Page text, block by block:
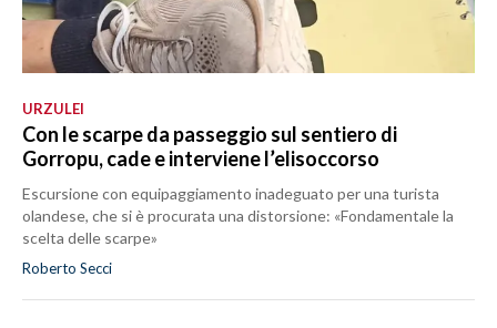
URZULEI
Con le scarpe da passeggio sul sentiero di
Gorropu, cade e interviene l’elisoccorso
Escursione con equipaggiamento inadeguato per una turista
olandese, che si è procurata una distorsione: «Fondamentale la
scelta delle scarpe»
Roberto Secci